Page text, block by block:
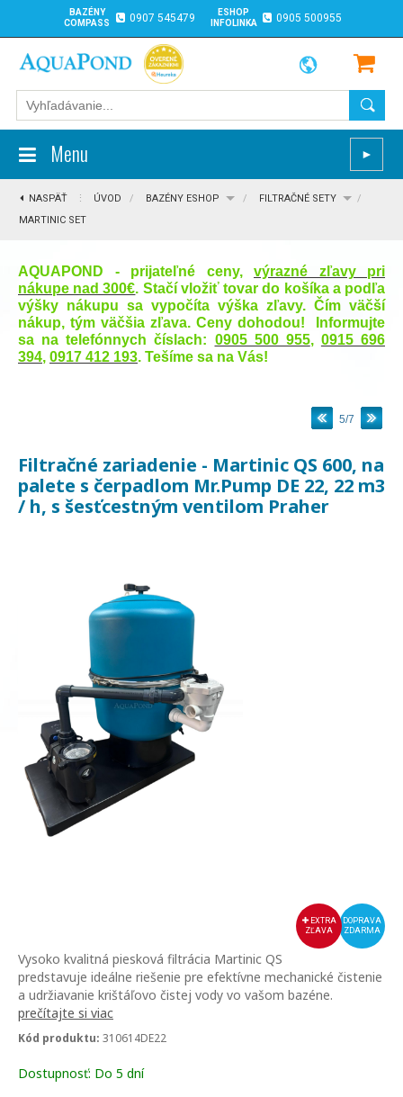
BAZÉNY
COMPASS
0907 545479
ESHOP
INFOLINKA
0905 500955
Menu ►
NASPÄŤ ⋮ ÚVOD / BAZÉNY ESHOP / FILTRAČNÉ SETY
/
MARTINIC SET
AQUAPOND - prijateľné ceny, výrazné zľavy pri
nákupe nad 300€. Stačí vložiť tovar do košíka a podľa
výšky nákupu sa vypočíta výška zľavy. Čím väčší
nákup, tým väčšia zľava. Ceny dohodou! Informujte
sa na telefónnych číslach: 0905 500 955, 0915 696
394, 0917 412 193. Tešíme sa na Vás!
5/7
Filtračné zariadenie - Martinic QS 600, na
palete s čerpadlom Mr.Pump DE 22, 22 m3
/ h, s šesťcestným ventilom Praher
DOPRAVA
ZDARMA
EXTRA
ZĽAVA
Vysoko kvalitná piesková filtrácia Martinic QS
predstavuje ideálne riešenie pre efektívne mechanické čistenie
a udržiavanie krištáľovo čistej vody vo vašom bazéne.
prečítajte si viac
Kód produktu: 310614DE22
Dostupnosť: Do 5 dní